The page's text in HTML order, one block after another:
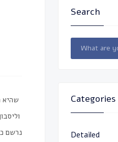
)
Search
Categories
Detailed